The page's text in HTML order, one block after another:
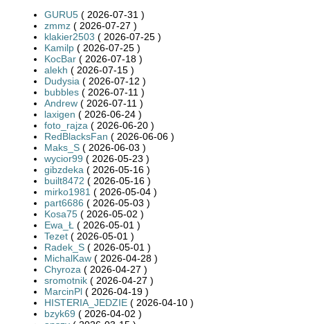
GURU5 ( 2026-07-31 )
zmmz ( 2026-07-27 )
klakier2503 ( 2026-07-25 )
Kamilp ( 2026-07-25 )
KocBar ( 2026-07-18 )
alekh ( 2026-07-15 )
Dudysia ( 2026-07-12 )
bubbles ( 2026-07-11 )
Andrew ( 2026-07-11 )
laxigen ( 2026-06-24 )
foto_rajza ( 2026-06-20 )
RedBlacksFan ( 2026-06-06 )
Maks_S ( 2026-06-03 )
wycior99 ( 2026-05-23 )
gibzdeka ( 2026-05-16 )
built8472 ( 2026-05-16 )
mirko1981 ( 2026-05-04 )
part6686 ( 2026-05-03 )
Kosa75 ( 2026-05-02 )
Ewa_Ł ( 2026-05-01 )
Tezet ( 2026-05-01 )
Radek_S ( 2026-05-01 )
MichalKaw ( 2026-04-28 )
Chyroza ( 2026-04-27 )
sromotnik ( 2026-04-27 )
MarcinPl ( 2026-04-19 )
HISTERIA_JEDZIE ( 2026-04-10 )
bzyk69 ( 2026-04-02 )